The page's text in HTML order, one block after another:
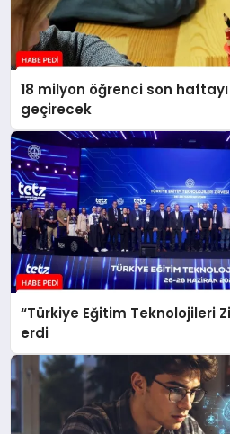
18 milyon öğrenci son
geçirecek
“Türkiye Eğitim Teknolojileri
erdi